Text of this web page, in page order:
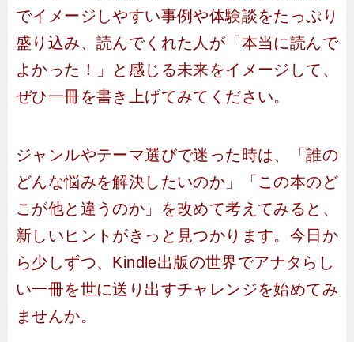
でイメージしやすい事例や体験談をたっぷり
盛り込み、読んでくれた人が「本当に読んで
よかった！」と感じる未来をイメージして、
ぜひ一冊を書き上げてみてください。
ジャンルやテーマ選びで迷った時は、「誰の
どんな悩みを解決したいのか」「この本のど
こが他と違うのか」を改めて考えてみると、
新しいヒントがきっと見つかります。今日か
ら少しずつ、Kindle出版の世界でアナタらし
い一冊を世に送り出すチャレンジを始めてみ
ませんか。